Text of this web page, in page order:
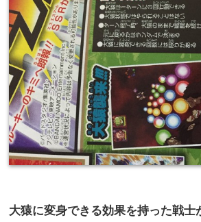
大猿に変身できる効果を持った戦士